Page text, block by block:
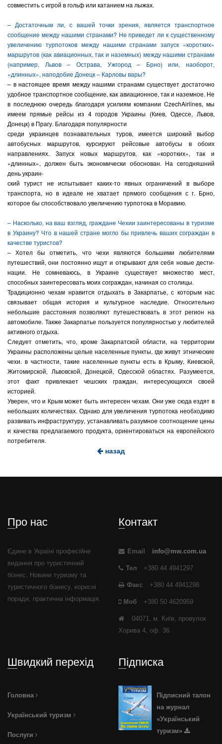
совместить с игрой в гольф или катанием на лыжах.
– Достаточным ли, с вашей точки зрения, является транспортное
сообщение между нашими странами? Не приведет ли к существенному
увеличению турпотоков между нашими странами запуск «коротких»
маршрутов (как авиационных, так и наземных) между нашими странами
(например, Львов – Острава, Ужгород – Брно) или, наоборот,
«длинных», наподобие Донецк – Карловы вары?
– в настоящее время между нашими странами существует достаточно
удобное транспортное сообщение, как авиационное, так и наземное. Не
в последнюю очередь благодаря усилиям компанииCzechAirlines, мы
имеем прямые рейсы из 4 городов Украины (Киев, Одессе, Львов,
Донецк) в Прагу. Благодаря популярности
среди украинцев познавательных туров, имеется широкий выбор
автобусных маршрутов, курсируют рейсовые автобусы в обоих
направлениях. Запуск новых маршрутов, как «коротких», так и
«длинных», должен быть экономически обоснован. На сегодняшний
день украин-
ский турист не испытывает каких-то явных ограничений в выборе
транспорта, но в идеале не хватает прямого сообщения с г. Брно,
которое бы способствовало увеличению турпотока в Моравию.
– Насколько, на ваш взгляд, граждане Чехии заинтересованы в туризме
в Украину? Что в нашей стране могло бы привлечь ваших сограждан в
качестве туристов?
– Хотел бы отметить, что чехи являются большими любителями
путешествий, они постоянно ищут и открывают для себя новые дести-
нации. Не сомневаюсь, в Украине существует множество мест,
способных заинтересовать моих сограждан, начиная со столицы.
Традиционно чехам нравится отдыхать в Закарпатье, с которым нас
связывает общая история и культурное наследие. Относительно
небольшие расстояния позволяют путешествовать в этот регион на
автомобиле. Также Закарпатье пользуется популярностью у любителей
активного отдыха.
Следует отметить, что, кроме Закарпатской области, на территории
Украины расположены целые населенные пункты, где живут этнические
чехи. в частности, такие населенные пункты есть в Крыму, Киевской,
Житомирской, Львовской, Донецкой, Одесской областях. Разумеется,
этот факт привлекает чешских граждан, интересующихся своей
историей.
Уверен, что и Крым может быть интересен чехам. Они уже сюда ездят в
небольших количествах. Однако для увеличения турпотока необходимо
развивать инфраструктуру, устанавливать разумное соотнощение цены
и качества предлагаемого продукта, ориентироваться на европейского
потребителя.
назад
Про нас
Єдине в Україні професійне
видання про туристичний
бізнес. Новини туризму та
туристичного бізнесу, корисні
поради, практична інформація.
Контакт
Email info@mw.com.ua
Тел +380 44 4941297
Факс +380 44 4941298
Моб +380 50 4620959
04071, м. Київ, провулок
Хорива 4, оф. 36
Швидкий перехід
Головна
Український туризм
Послуги
Підписка
Підписний талон
на журнал
«Український
туризм»